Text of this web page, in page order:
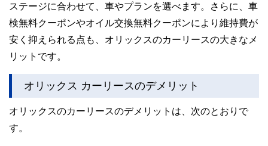
ステージに合わせて、車やプランを選べます。さらに、車
検無料クーポンやオイル交換無料クーポンにより維持費が
安く抑えられる点も、オリックスのカーリースの大きなメ
リットです。
オリックス カーリースのデメリット
オリックスのカーリースのデメリットは、次のとおりで
す。